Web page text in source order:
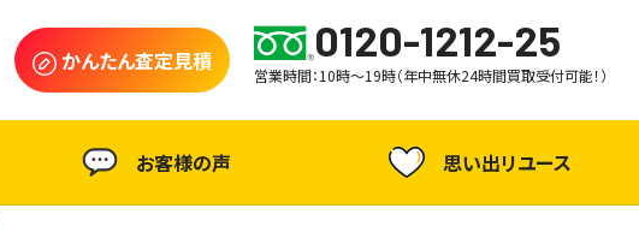
かんたん査定見積 0120-1212-25
営業時間：10時～19時（年中無休24時間買取受付可能！）
お客様の声 思い出リユース